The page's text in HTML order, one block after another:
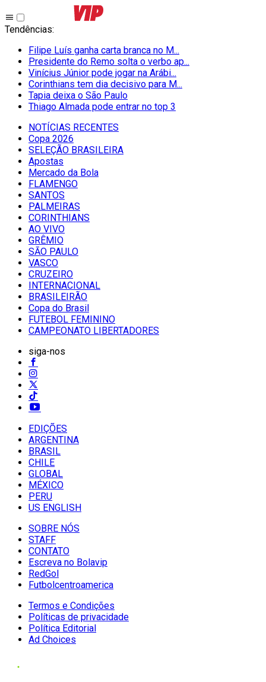
Tendências:
Filipe Luís ganha carta branca no M...
Presidente do Remo solta o verbo ap...
Vinícius Júnior pode jogar na Arábi...
Corinthians tem dia decisivo para M...
Tapia deixa o São Paulo
Thiago Almada pode entrar no top 3
NOTÍCIAS RECENTES
Copa 2026
SELEÇÃO BRASILEIRA
Apostas
Mercado da Bola
FLAMENGO
SANTOS
PALMEIRAS
CORINTHIANS
AO VIVO
GRÊMIO
SĀO PAULO
VASCO
CRUZEIRO
INTERNACIONAL
BRASILEIRÃO
Copa do Brasil
FUTEBOL FEMININO
CAMPEONATO LIBERTADORES
siga-nos
EDIÇÕES
ARGENTINA
BRASIL
CHILE
GLOBAL
MÉXICO
PERU
US ENGLISH
SOBRE NÓS
STAFF
CONTATO
Escreva no Bolavip
RedGol
Futbolcentroamerica
Termos e Condições
Políticas de privacidade
Política Editorial
Ad Choices